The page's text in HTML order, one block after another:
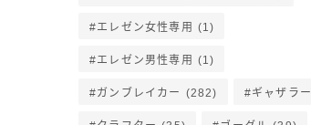
エレゼン女性専用 (1)
エレゼン男性専用 (1)
ガンブレイカー (282) ギャザラー